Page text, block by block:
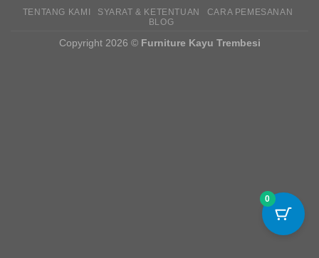
TENTANG KAMI SYARAT & KETENTUAN
CARA PEMESANAN
BLOG
Copyright 2026 © Furniture Kayu Trembesi
0